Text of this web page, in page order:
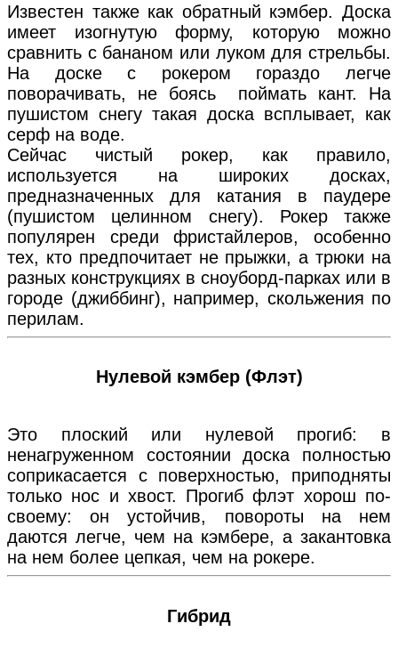
Известен также как обратный кэмбер. Доска
имеет изогнутую форму, которую можно
сравнить с бананом или луком для стрельбы.
На доске с рокером гораздо легче
поворачивать, не боясь поймать кант. На
пушистом снегу такая доска всплывает, как
серф на воде.
Сейчас чистый рокер, как правило,
используется на широких досках,
предназначенных для катания в паудере
(пушистом целинном снегу). Рокер также
популярен среди фристайлеров, особенно
тех, кто предпочитает не прыжки, а трюки на
разных конструкциях в сноуборд-парках или в
городе (джиббинг), например, скольжения по
перилам.
Нулевой кэмбер (Флэт)
Это плоский или нулевой прогиб: в
ненагруженном состоянии доска полностью
соприкасается с поверхностью, приподняты
только нос и хвост. Прогиб флэт хорош по-
своему: он устойчив, повороты на нем
даются легче, чем на кэмбере, а закантовка
на нем более цепкая, чем на рокере.
Гибрид